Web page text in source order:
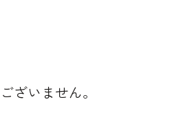
ざいません。